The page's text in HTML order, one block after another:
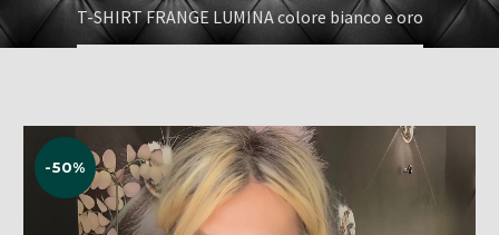
T-SHIRT FRANGE LUMINA colore bianco e oro
-50%